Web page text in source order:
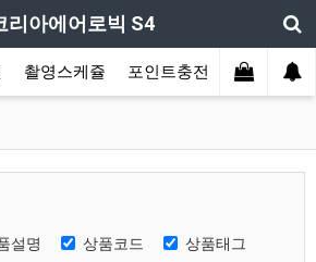
리아에어로빅 S4
촬영스케쥴 포인트충전 장르별 모음
설명 상품코드
상품태그